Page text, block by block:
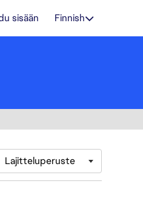
sisään Finnish
Lajitteluperuste